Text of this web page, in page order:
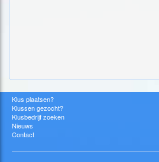
Klus plaatsen?
Klussen gezocht?
Klusbedrijf zoeken
Nieuws
Contact